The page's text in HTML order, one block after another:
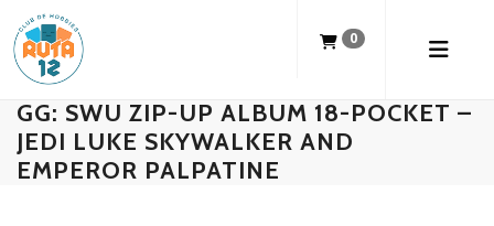
0
GG: SWU ZIP-UP ALBUM 18-POCKET –
JEDI LUKE SKYWALKER AND
EMPEROR PALPATINE